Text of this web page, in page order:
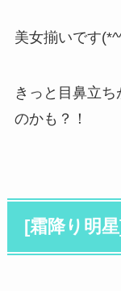
美女揃いです
きっと目鼻立
のかも？！
[霜降り明